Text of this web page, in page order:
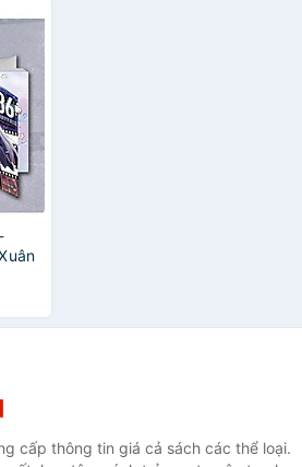
cấp thông tin giá cả sách các thể loại.